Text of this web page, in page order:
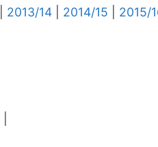
2013/14 2014/15 2015/